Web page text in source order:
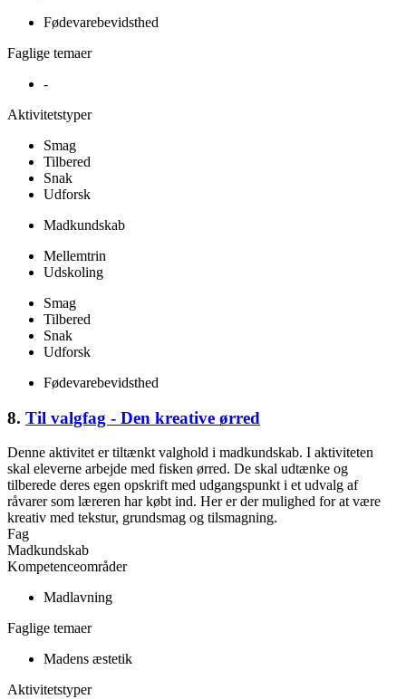
Fødevarebevidsthed
Faglige temaer
-
Aktivitetstyper
Smag
Tilbered
Snak
Udforsk
Madkundskab
Mellemtrin
Udskoling
Smag
Tilbered
Snak
Udforsk
Fødevarebevidsthed
8. Til valgfag - Den kreative ørred
Denne aktivitet er tiltænkt valghold i madkundskab. I aktiviteten
skal eleverne arbejde med fisken ørred. De skal udtænke og
tilberede deres egen opskrift med udgangspunkt i et udvalg af
råvarer som læreren har købt ind. Her er der mulighed for at være
kreativ med tekstur, grundsmag og tilsmagning.
Fag
Madkundskab
Kompetenceområder
Madlavning
Faglige temaer
Madens æstetik
Aktivitetstyper